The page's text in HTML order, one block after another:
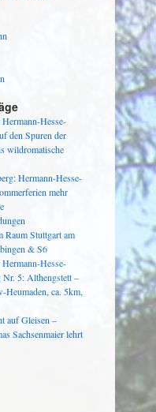
Hesse-
den Spuren der
wildromatische
Hermann-Hesse-
mehr
Raum Stuttgart am
& S6
Hesse-
5: Althengstett –
Heumaden, ca. 5km,
auf Gleisen –
Sachsenmaier lehrt